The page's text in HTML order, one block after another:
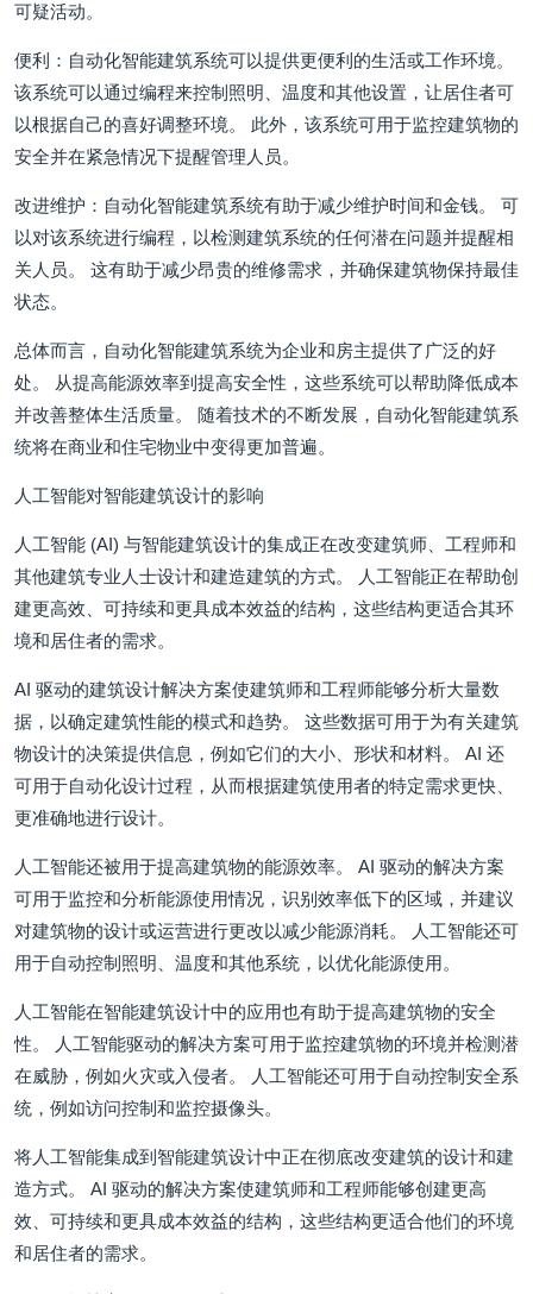
可疑活动。
便利：自动化智能建筑系统可以提供更便利的生活或工作环境。
该系统可以通过编程来控制照明、温度和其他设置，让居住者可
以根据自己的喜好调整环境。 此外，该系统可用于监控建筑物的
安全并在紧急情况下提醒管理人员。
改进维护：自动化智能建筑系统有助于减少维护时间和金钱。 可
以对该系统进行编程，以检测建筑系统的任何潜在问题并提醒相
关人员。 这有助于减少昂贵的维修需求，并确保建筑物保持最佳
状态。
总体而言，自动化智能建筑系统为企业和房主提供了广泛的好
处。 从提高能源效率到提高安全性，这些系统可以帮助降低成本
并改善整体生活质量。 随着技术的不断发展，自动化智能建筑系
统将在商业和住宅物业中变得更加普遍。
人工智能对智能建筑设计的影响
人工智能 (AI) 与智能建筑设计的集成正在改变建筑师、工程师和
其他建筑专业人士设计和建造建筑的方式。 人工智能正在帮助创
建更高效、可持续和更具成本效益的结构，这些结构更适合其环
境和居住者的需求。
AI 驱动的建筑设计解决方案使建筑师和工程师能够分析大量数
据，以确定建筑性能的模式和趋势。 这些数据可用于为有关建筑
物设计的决策提供信息，例如它们的大小、形状和材料。 AI 还
可用于自动化设计过程，从而根据建筑使用者的特定需求更快、
更准确地进行设计。
人工智能还被用于提高建筑物的能源效率。 AI 驱动的解决方案
可用于监控和分析能源使用情况，识别效率低下的区域，并建议
对建筑物的设计或运营进行更改以减少能源消耗。 人工智能还可
用于自动控制照明、温度和其他系统，以优化能源使用。
人工智能在智能建筑设计中的应用也有助于提高建筑物的安全
性。 人工智能驱动的解决方案可用于监控建筑物的环境并检测潜
在威胁，例如火灾或入侵者。 人工智能还可用于自动控制安全系
统，例如访问控制和监控摄像头。
将人工智能集成到智能建筑设计中正在彻底改变建筑的设计和建
造方式。 AI 驱动的解决方案使建筑师和工程师能够创建更高
效、可持续和更具成本效益的结构，这些结构更适合他们的环境
和居住者的需求。